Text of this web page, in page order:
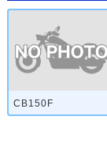
CB150F